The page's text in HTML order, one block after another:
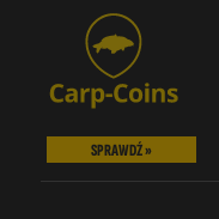
SPRAWDŹ »